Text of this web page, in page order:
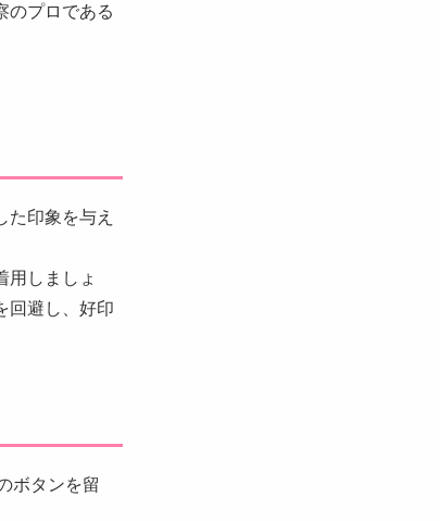
のプロである
印象を与え
用しましょ
回避し、好印
ボタンを留